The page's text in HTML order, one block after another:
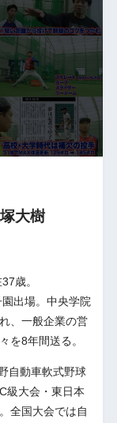
大樹
歳。
出場。中央学院
、一般企業の営
を8年間送る。
自動車軟式野球
級大会・東日本
全国大会では自